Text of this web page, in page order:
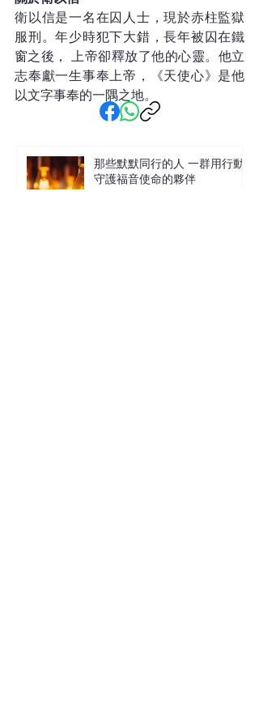
衛以信是一名在囚人士，現於赤柱監獄
服刑。年少時犯下大錯，長年被囚在鐵
窗之後， 上帝卻釋放了他的心靈。他立
志奉獻一生事奉上帝，《天使心》是他
以文字事奉的一隅之地。
那些默默同行的人 一群用行動
守護福音使命的夥伴